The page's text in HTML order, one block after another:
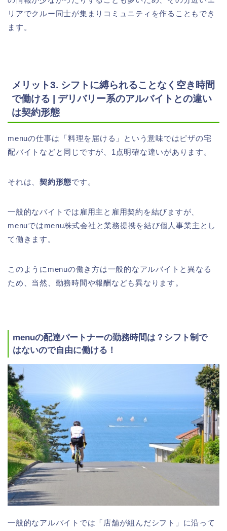
リアでクルー同士が集まりコミュニティを作ることもでき
ます。
メリット3. シフトに縛られることなく空き時間
で働ける | デリバリー系のアルバイトとの違い
は契約形態
menuの仕事は「料理を届ける」という意味ではピザの宅
配バイトなどと同じですが、1点明確な違いがあります。
それは、契約形態です。
一般的なバイトでは雇用主と雇用契約を結びますが、
menuではmenu株式会社と業務提携を結び個人事業主とし
て働きます。
このようにmenuの働き方は一般的なアルバイトと異なる
ため、当然、勤務時間や報酬なども異なります。
menuの配達パートナーの勤務時間は？シフト制で
はないので自由に働ける！
一般的なアルバイトでは「店舗が組んだシフト」に沿って